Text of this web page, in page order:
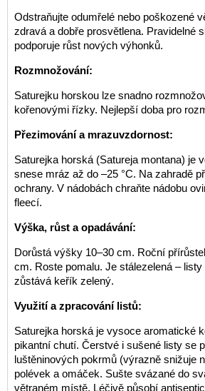
Odstraňujte odumřelé nebo poškozené
zdravá a dobře prosvětlena. Pravidelné
podporuje růst nových výhonků.
Rozmnožování:
Saturejku horskou lze snadno
kořenovými řízky. Nejlepší doba pro
Přezimování a mrazuvzdornost:
Saturejka horská (Satureja montana) je
snese mráz až do –25 °C. Na zahradě
ochrany. V nádobách chraňte nádobu
fleecí.
Výška, růst a opadávání:
Dorůstá výšky 10–30 cm. Roční
cm. Roste pomalu. Je stálezelená –
zůstává keřík zelený.
Využití a zpracování listů:
Saturejka horská je vysoce aromatické
pikantní chutí. Čerstvé i sušené listy se
luštěninových pokrmů (výrazně snižuje
polévek a omáček. Sušte svázané do
větraném místě. Léčivě působí